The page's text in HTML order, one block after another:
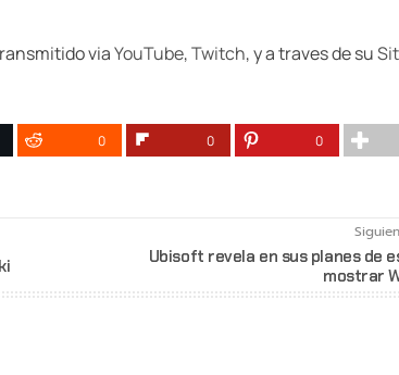
viaYouTube,Twitch, y a traves de su
0 0 0
Ubisoft revela en sus planes de
mostrar